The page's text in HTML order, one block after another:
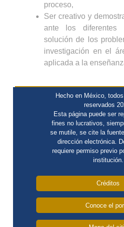
proceso,
Ser creativo y
ante los diferentes
solución de los
investigación en el
aplicada a la
Hecho en México,
reservados
Esta página puede ser
fines no lucrativos,
se mutile, se cite la
dirección electrónica.
requiere permiso previo
institución.
Créditos
Conoce el